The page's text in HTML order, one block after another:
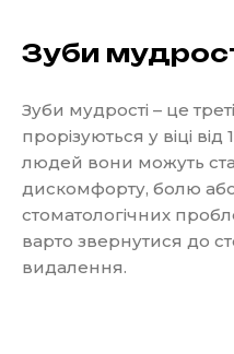
Зуби
Зуби мудрості – це
прорізуються у віці від
людей вони можуть
дискомфорту, болю
стоматологічних
варто звернутися до
видалення.